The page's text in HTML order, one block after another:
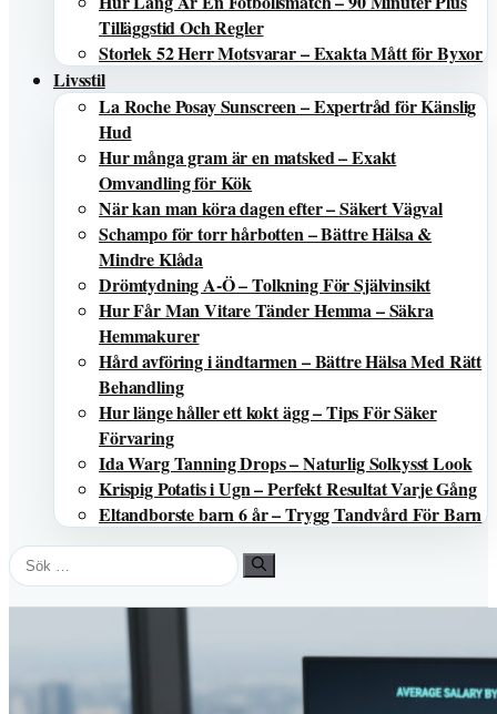
Tilläggstid Och Regler
Storlek 52 Herr Motsvarar – Exakta Mått för Byxor
Livsstil
La Roche Posay Sunscreen – Expertråd för Känslig
Hud
Hur många gram är en matsked – Exakt
Omvandling för Kök
När kan man köra dagen efter – Säkert Vägval
Schampo för torr hårbotten – Bättre Hälsa &
Mindre Klåda
Drömtydning A-Ö – Tolkning För Självinsikt
Hur Får Man Vitare Tänder Hemma – Säkra
Hemmakurer
Hård avföring i ändtarmen – Bättre Hälsa Med Rätt
Behandling
Hur länge håller ett kokt ägg – Tips För Säker
Förvaring
Ida Warg Tanning Drops – Naturlig Solkysst Look
Krispig Potatis i Ugn – Perfekt Resultat Varje Gång
Eltandborste barn 6 år – Trygg Tandvård För Barn
Sök
efter: